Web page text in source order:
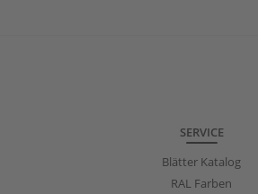
SERVICE
Blätter Katalog
RAL Farben